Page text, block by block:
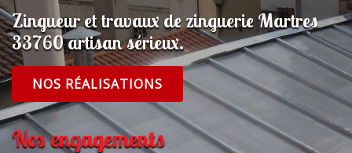
Zingueur et travaux de zinguerie Martres
33760 artisan sérieux.
NOS RÉALISATIONS
Nos engagements